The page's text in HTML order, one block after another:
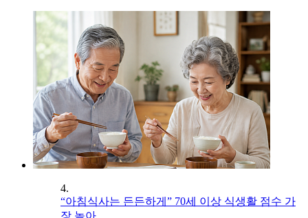
4.
“아침식사는 든든하게” 70세 이상 식생활 점수 가